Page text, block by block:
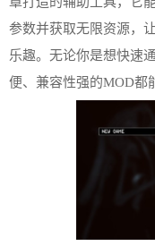
参数并获取无限资源，
乐趣。无论你是想快速
便、兼容性强的MOD都